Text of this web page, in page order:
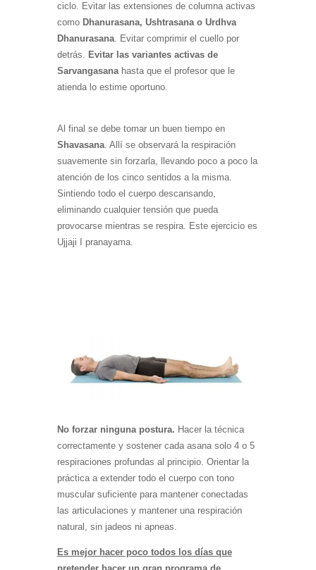
ciclo. Evitar las extensiones de columna activas
como Dhanurasana, Ushtrasana o Urdhva
Dhanurasana. Evitar comprimir el cuello por
detrás. Evitar las variantes activas de
Sarvangasanahasta que el profesor que le
atienda lo estime oportuno.
Al final se debe tomar un buen tiempo en
Shavasana. Allí se observará la respiración
suavemente sin forzarla, llevando poco a poco la
atención de los cinco sentidos a la misma.
Sintiendo todo el cuerpo descansando,
eliminando cualquier tensión que pueda
provocarse mientras se respira. Este ejercicio es
Ujjaji I pranayama.
No forzar ninguna postura. Hacer la técnica
correctamente y sostener cada asana solo 4 o 5
respiraciones profundas al principio. Orientar la
práctica a extender todo el cuerpo con tono
muscular suficiente para mantener conectadas
las articulaciones y mantener una respiración
natural, sin jadeos ni apneas.
Es mejor hacer poco todos los días que